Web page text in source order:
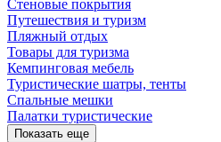
Стеновые покрытия
Путешествия и туризм
Пляжный отдых
Товары для туризма
Кемпинговая мебель
Туристические шатры, тенты
Спальные мешки
Палатки туристические
Показать еще